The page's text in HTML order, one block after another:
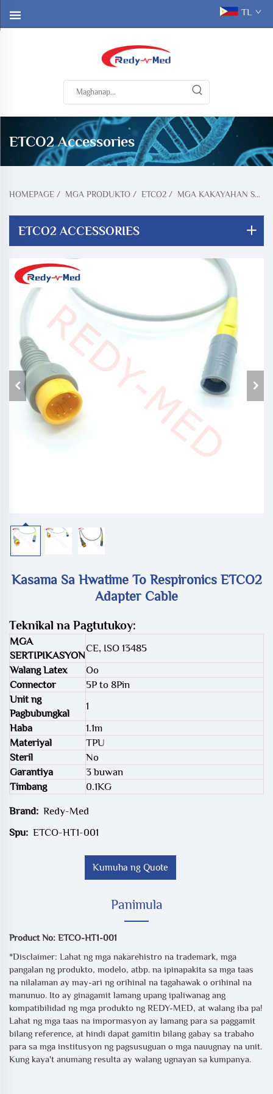
TL
ETCO2 Accessories
HOMEPAGE / MGA PRODUKTO / ETCO2 / MGA KAKAYAHAN SA ETCO2
ETCO2 ACCESSORIES
Kasama Sa Hwatime To Respironics ETCO2
Adapter Cable
Teknikal na Pagtutukoy:
MGA
SERTIPIKASYON
CE, ISO 13485
Walang Latex
Oo
Connector
5P to 8Pin
Unit ng
Pagbubungkal
1
Haba
1.1m
Materiyal
TPU
Steril
No
Garantiya
3 buwan
Timbang
0.1KG
Brand: Redy-Med
Spu: ETCO-HT1-001
Kumuha ng Quote
Panimula
Product No: ETCO-HT1-001
*Disclaimer: Lahat ng mga nakarehistro na trademark, mga
pangalan ng produkto, modelo, atbp. na ipinapakita sa mga taas
na nilalaman ay may-ari ng orihinal na tagahawak o orihinal na
manunuo. Ito ay ginagamit lamang upang ipaliwanag ang
kompatibilidad ng mga produkto ng REDY-MED, at walang iba pa!
Lahat ng mga taas na impormasyon ay lamang para sa paggamit
bilang reference, at hindi dapat gamitin bilang gabay sa trabaho
para sa mga institusyon ng pagsusuguan o mga nauugnay na unit.
Kung kaya't anumang resulta ay walang ugnayan sa kumpanya.